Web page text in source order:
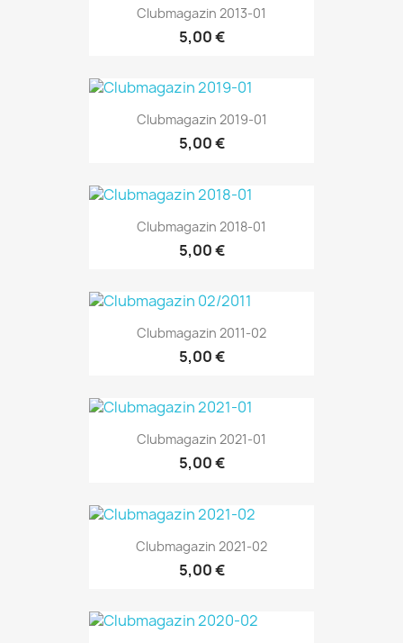
Clubmagazin 2013-01
5,00 €
Clubmagazin 2019-01
5,00 €
Clubmagazin 2018-01
5,00 €
Clubmagazin 2011-02
5,00 €
Clubmagazin 2021-01
5,00 €
Clubmagazin 2021-02
5,00 €